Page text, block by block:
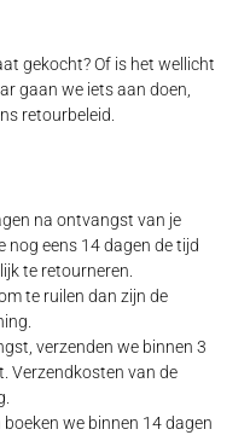
gekocht? Of is het wellicht
gaan we iets aan doen,
retourbeleid.
na ontvangst van je
nog eens 14 dagen de tijd
te retourneren.
te ruilen dan zijn de
verzenden we binnen 3
Verzendkosten van de
we binnen 14 dagen